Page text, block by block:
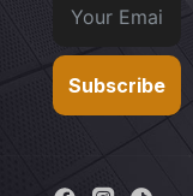
Subscribe